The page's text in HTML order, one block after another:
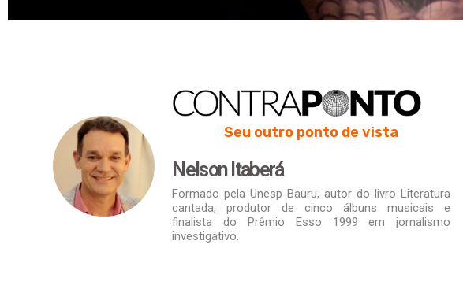
Seu outro ponto de vista
Nelson Itaberá
Formado pela Unesp-Bauru, autor do livro Literatura
cantada, produtor de cinco álbuns musicais e
finalista do Prêmio Esso 1999 em jornalismo
investigativo.